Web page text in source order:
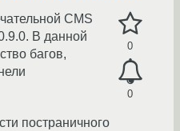
0
0
CMS
В данной
багов,
постраничного